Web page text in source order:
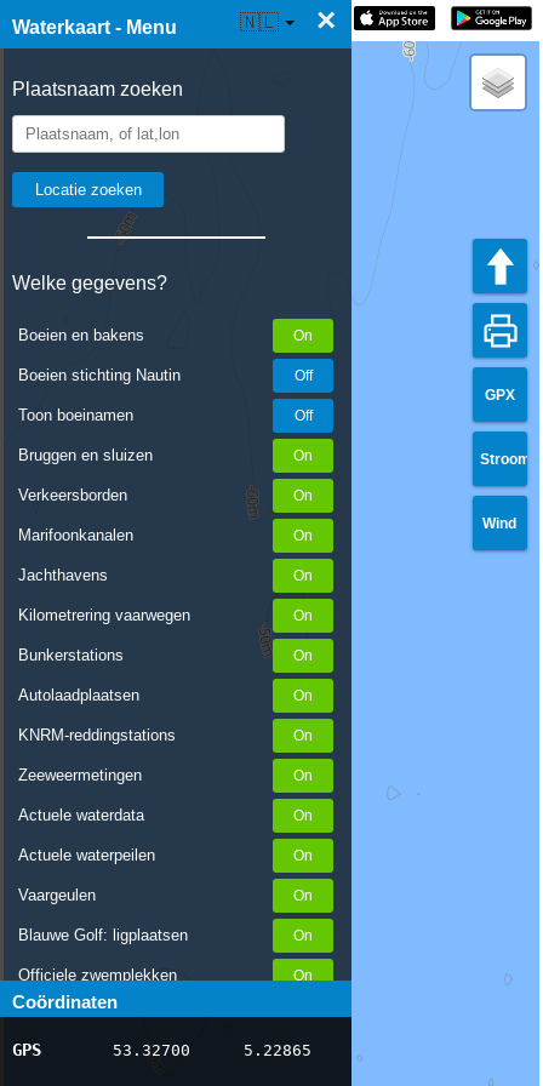
Waterkaart - Menu ×
Plaatsnaam zoeken
Welke gegevens?
Boeien en bakens
Boeien stichting Nautin
Toon boeinamen
Bruggen en sluizen
Verkeersborden
Marifoonkanalen
Jachthavens
Kilometrering vaarwegen
Bunkerstations
Autolaadplaatsen
KNRM-reddingstations
Zeeweermetingen
Actuele waterdata
Actuele waterpeilen
Vaargeulen
Blauwe Golf: ligplaatsen
Officiele zwemplekken
Stremmingen/hinder
AIS scheepsposities
Coördinaten
GPS 53.32700 5.22865
☰ Waterkaart Live 🇳🇱
GPX
Stroom
Wind